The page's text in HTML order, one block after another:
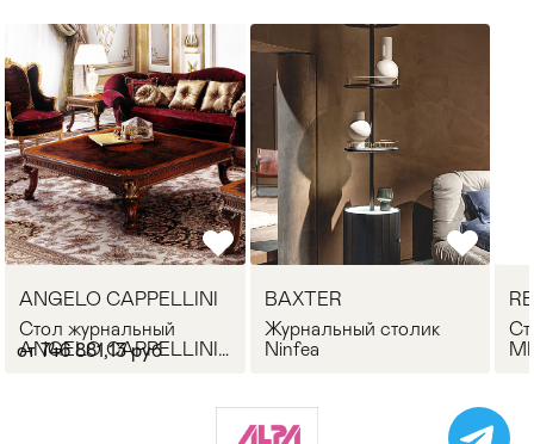
ANGELO CAPPELLINI
Стол журнальный
ANGELO CAPPELLINI
от 746 881,13 руб
BAXTER
Журнальный столик
Ninfea